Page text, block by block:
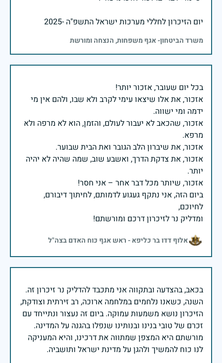
יום הזיכרון לחללי מערכות ישראל התשפ"ה -2025
משרד הביטחון- אגף משפחות, הנצחה ומורשת
אזכור, את אלו שיצאו עימי לקרב ולא שבו, ולהם אין מי
אזכור, שהכאב לא יעבור לעולם, והזמן, הוא לא מרפה ולא
אזכור, את צדקת הדרך, ואשבע שוב, שמה שהיה לא יהיה
ביום הזה, אני נתקף געגוע לדמותם, לחיתוך דיבורם,
ומדליק נר לזיכרון דרכם ומורשתם!
אלוף דדו בר כליפא - ראש אגף כוח האדם בצה"ל
בכאב, בהצדעה ובתקווה אני מתכבד להדליק נר זיכרון זה.
השנה, כשאנו נלחמים במלחמה ארוכה, רב זירתית וצודקת,
הזיכרון נושא משמעות עמוקה. ביום זה נעצור ונתייחד עם
זכרם של טובי בנינו ובנותינו שנפלו בהגנה על המדינה.
מורשתם היא המצפן שמתווה את דרכינו, והיא המעניקה